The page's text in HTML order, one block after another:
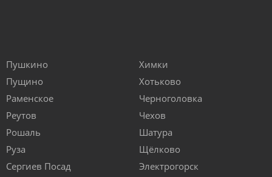
Пушкино
Пущино
Раменское
Реутов
Рошаль
Руза
Сергиев Посад
Химки
Хотьково
Черноголовка
Чехов
Шатура
Щёлково
Электрогорск